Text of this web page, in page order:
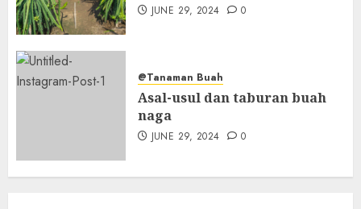
JUNE 29, 2024 0
@Tanaman Buah
Asal-usul dan taburan buah
naga
JUNE 29, 2024 0